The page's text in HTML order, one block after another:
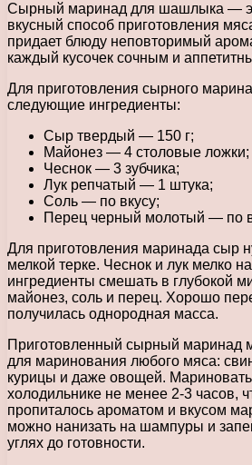
Сырный маринад для шашлыка —
вкусный способ приготовления
придает блюду неповторимый
каждый кусочек сочным и
Для приготовления сырного
следующие ингредиенты:
Сыр твердый — 150 г;
Майонез — 4 столовые ложки;
Чеснок — 3 зубчика;
Лук репчатый — 1 штука;
Соль — по вкусу;
Перец черный молотый — по
Для приготовления маринада сыр
мелкой терке. Чеснок и лук мелко
ингредиенты смешать в глубокой
майонез, соль и перец. Хорошо
получилась однородная масса.
Приготовленный сырный маринад
для маринования любого мяса:
курицы и даже овощей. Мариновать
холодильнике не менее 2-3 часов,
пропиталось ароматом и вкусом
можно нанизать на шампуры и
углях до готовности.